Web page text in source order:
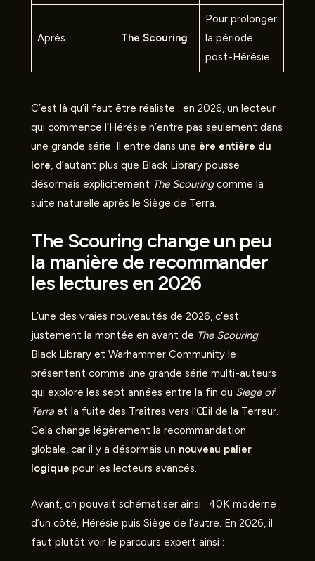
Après The Scouring
Pour prolonger
la période
post-Hérésie
C’est là qu’il faut être réaliste : en 2026, un lecteur
qui commence l’Hérésie n’entre pas seulement dans
une grande série. Il entre dans une ère entière du
lore, d’autant plus que Black Library pousse
désormais explicitement The Scouringcomme la
suite naturelle après le Siège de Terra.
The Scouring change un peu
la manière de recommander
les lectures en 2026
L’une des vraies nouveautés de 2026, c’est
justement la montée en avant de The Scouring.
Black Library et Warhammer Community le
présentent comme une grande série multi-auteurs
qui explore les sept années entre la fin du Siege of
Terra et la fuite des Traîtres vers l’Œil de la Terreur.
Cela change légèrement la recommandation
globale, car il y a désormais un nouveau palier
logique pour les lecteurs avancés.
Avant, on pouvait schématiser ainsi : 40K moderne
d’un côté, Hérésie puis Siège de l’autre. En 2026, il
faut plutôt voir le parcours expert ainsi :